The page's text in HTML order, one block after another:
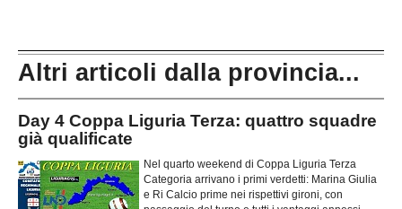
Altri articoli dalla provincia...
Day 4 Coppa Liguria Terza: quattro squadre
già qualificate
Nel quarto weekend di Coppa Liguria Terza
Categoria arrivano i primi verdetti: Marina Giulia
e Ri Calcio prime nei rispettivi gironi, con